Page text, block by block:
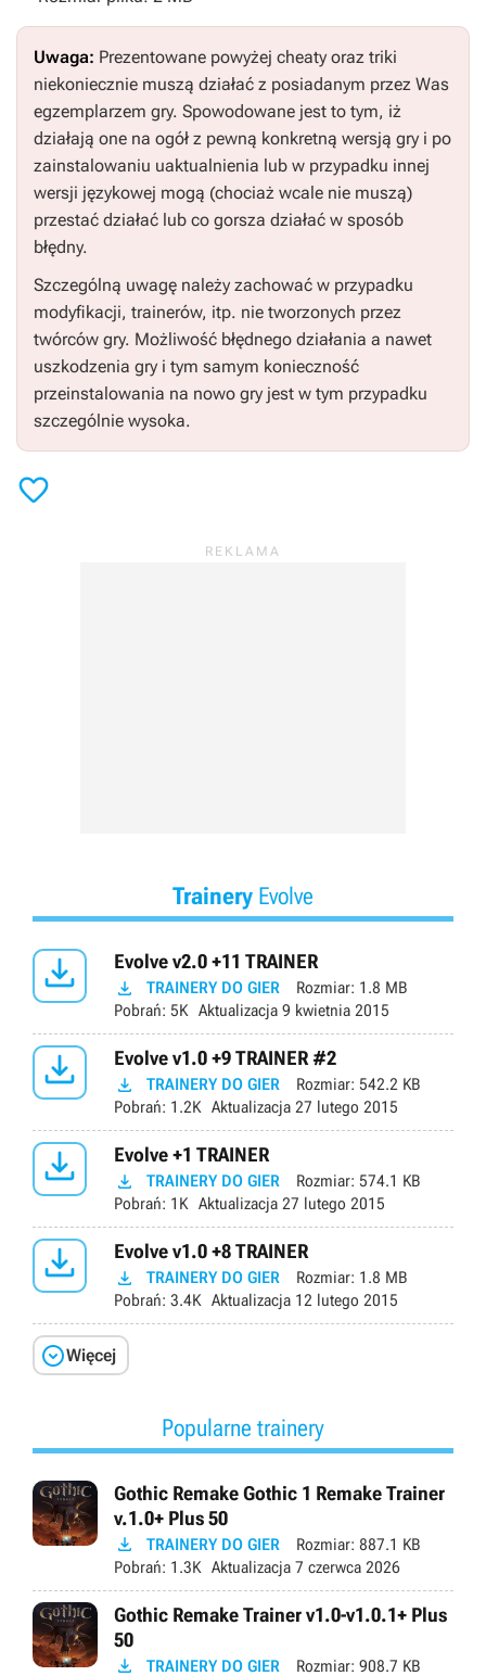
Uwaga: Prezentowane powyżej cheaty oraz triki
niekoniecznie muszą działać z posiadanym przez Was
egzemplarzem gry. Spowodowane jest to tym, iż
działają one na ogół z pewną konkretną wersją gry i po
zainstalowaniu uaktualnienia lub w przypadku innej
wersji językowej mogą (chociaż wcale nie muszą)
przestać działać lub co gorsza działać w sposób
błędny.
Szczególną uwagę należy zachować w przypadku
modyfikacji, trainerów, itp. nie tworzonych przez
twórców gry. Możliwość błędnego działania a nawet
uszkodzenia gry i tym samym konieczność
przeinstalowania na nowo gry jest w tym przypadku
szczególnie wysoka.

Trainery Evolve
 Evolve v2.0 +11 TRAINER
 TRAINERY DO GIER Rozmiar: 1.8 MB
Pobrań: 5K Aktualizacja 9 kwietnia 2015
 Evolve v1.0 +9 TRAINER #2
 TRAINERY DO GIER Rozmiar: 542.2 KB
Pobrań: 1.2K Aktualizacja 27 lutego 2015
 Evolve +1 TRAINER
 TRAINERY DO GIER Rozmiar: 574.1 KB
Pobrań: 1K Aktualizacja 27 lutego 2015
 Evolve v1.0 +8 TRAINER
 TRAINERY DO GIER Rozmiar: 1.8 MB
Pobrań: 3.4K Aktualizacja 12 lutego 2015
Więcej
Popularne trainery
Gothic Remake Gothic 1 Remake Trainer
v.1.0+ Plus 50
 TRAINERY DO GIER Rozmiar: 887.1 KB
Pobrań: 1.3K Aktualizacja 7 czerwca 2026
Gothic Remake Trainer v1.0-v1.0.1+ Plus
50
 TRAINERY DO GIER Rozmiar: 908.7 KB